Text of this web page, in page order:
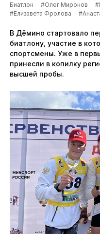
Биатлон
#Олег Миронов
#Елизавета Фролова
В Дёмино стартовало
биатлону, участие в
спортсмены. Уже в
принесли в копилку
высшей пробы.